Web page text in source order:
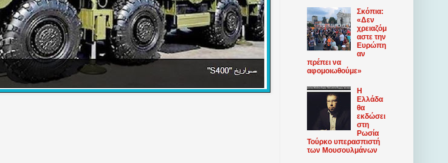
Σκόπια:
«Δεν
χρειαζόμ
αστε την
Ευρώπη
αν
πρέπει να
αφομοιωθούμε»
Η
Ελλάδα
θα
εκδώσει
στη
Ρωσία
Τούρκο υπερασπιστή
των Μουσουλμάνων